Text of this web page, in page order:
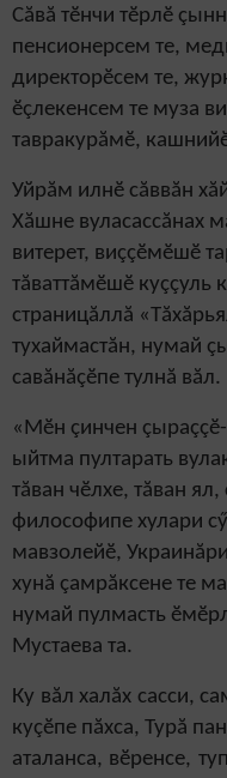
Сăвă тӗнчи тӗрлӗ
пенсионерсем те,
директорӗсем те,
ӗçлекенсем те муза
тавракурăмӗ,
Уйрăм илнӗ сăввăн
Хăшне вуласассăнах
витерет, виççӗмӗшӗ
тăваттăмӗшӗ куççуль
страницăллă
тухаймастăн, нумай
савăнăçӗпе тулнă вăл.
«Мӗн çинчен çыраççӗ-
ыйтма пултарать
тăван чӗлхе, тăван
философипе хулари
мавзолейӗ,
хунă çамрăксене те
нумай пулмасть
Мустаева та.
Ку вăл халăх сасси,
куçӗпе пăхса, Турă
аталанса, вӗренсе,